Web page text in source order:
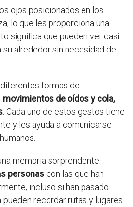
ojos posicionados en los
lo que les proporciona una
significa que pueden ver casi
alrededor sin necesidad de
formas de
movimientos de oídos y cola,
. Cada uno de estos gestos tiene
y les ayuda a comunicarse
memoria sorprendente.
personas con las que han
incluso si han pasado
pueden recordar rutas y lugares